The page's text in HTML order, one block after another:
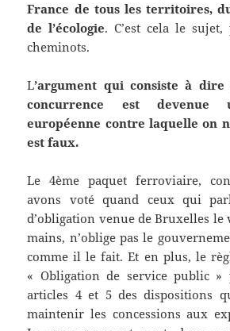
France de tous les territoires,
de l’écologie. C’est cela le
cheminots.
L’argument qui consiste à
concurrence est devenue
européenne contre laquelle on
est faux.
Le 4ème paquet ferroviaire,
avons voté quand ceux qui
d’obligation venue de Bruxelles le
mains, n’oblige pas le
comme il le fait. Et en plus, le
« Obligation de service public »
articles 4 et 5 des dispositions
maintenir les concessions aux